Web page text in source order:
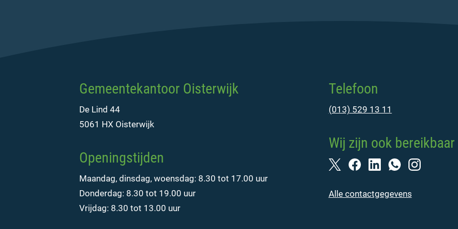
Gemeentekantoor Oisterwijk
De Lind 44
5061 HX Oisterwijk
Openingstijden
Maandag, dinsdag, woensdag: 8.30 tot 17.00 uur
Donderdag: 8.30 tot 19.00 uur
Vrijdag: 8.30 tot 13.00 uur
Telefoon
(013) 529 13 11
Wij zijn ook bereikbaar
Alle contactgegevens